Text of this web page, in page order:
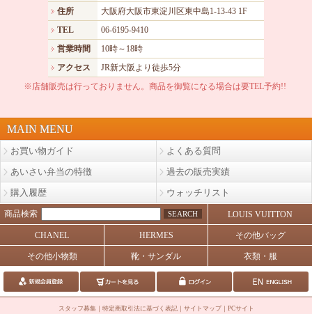
住所
大阪府大阪市東淀川区東中島1-13-43 1F
TEL
06-6195-9410
営業時間
10時～18時
アクセス
JR新大阪より徒歩5分
※店舗販売は行っておりません。商品を御覧になる場合は要TEL予約!!
MAIN MENU
お買い物ガイド
よくある質問
あいさい弁当の特徴
過去の販売実績
購入履歴
ウォッチリスト
商品検索 SEARCH LOUIS VUITTON
CHANEL HERMES その他バッグ
その他小物類 靴・サンダル 衣類・服
スタッフ募集｜ 特定商取引法に基づく表記 サイトマップ｜ PCサイト